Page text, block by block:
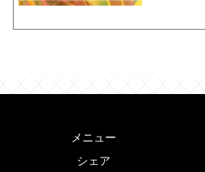
メニュー
シェア